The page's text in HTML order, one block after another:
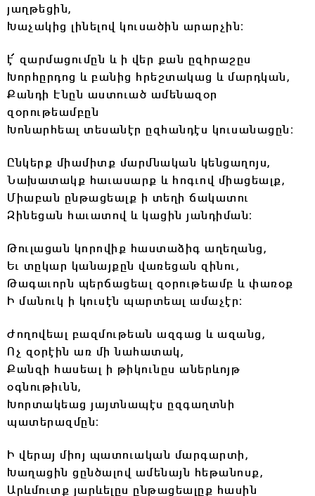
յաղթեցին,
Խաչակից լինելով կուսածին արարչին։
է՜ զարմացումըն և ի վեր քան ըզհրաշըս
Խորհըրդոց և բանից հրեշտակաց և մարդկան,
Քանդի Էնըն աստուած ամենազօր
զօրութեամբըն
Խոնարհեալ տեսանէր ըզհանդէս կուսանացըն։
Ընկերք միամիտք մարմնական կենցաղոյս,
Նախատակք հաւասարք և հոգւով միացեալք,
Միաբան ընթացեալք ի տեղի ճակատու
Զինեցան հաւատով և կացին յանդիման։
Թուլացան կորովիք հաստաձիգ աղեղանց,
Եւ տըկար կանայքըն վառեցան զինու,
Թագաւորն պերճացեալ զօրութեամբ և փառօք
Ի մանուկ ի կուսէն պարտեալ ամաչէր։
Ժողովեալ բազմութեան ազգաց և ազանց,
Ոչ զօրէին առ մի նահատակ,
Քանզի հասեալ ի թիկունըս աներևոյթ
օգնութիւնն,
Խորտակեաց յայտնապէս ըզգաղտնի
պատերազմըն։
Ի վերայ միոյ պատուական մարգարտի,
Խաղացին ցընծալով ամենայն հեթանոսք,
Արևմուտք յարևելըս ընթացեալըք հասին